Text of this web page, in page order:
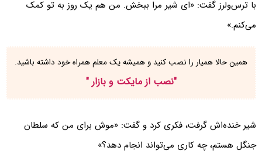
با ترس‌ولرز گفت: «ای شیر مرا ببخش. من هم یک روز به تو کمک
می‌کنم.»
همین حالا همیار را نصب کنید و همیشه یک معلم همراه خود داشته باشید.
"نصب از مایکت و بازار "
شیر خنده‌اش گرفت، فکری کرد و گفت: «موش برای من که سلطان
جنگل هستم، چه کاری می‌تواند انجام دهد؟»